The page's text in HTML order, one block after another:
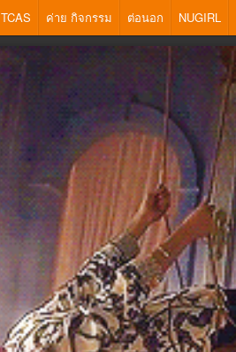
TCAS ค่าย กิจกรรม ต่อนอก NUGIRL